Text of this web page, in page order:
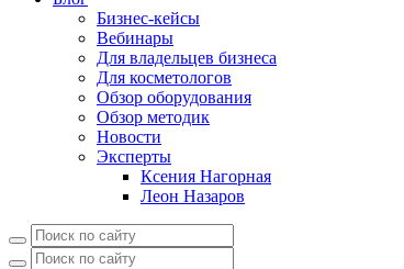
Бизнес-кейсы
Вебинары
Для владельцев бизнеса
Для косметологов
Обзор оборудования
Обзор методик
Новости
Эксперты
Ксения Нагорная
Леон Назаров